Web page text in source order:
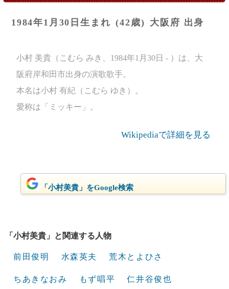
1984年1月30日生まれ (42歳) 大阪府 出身
小村 美貴（こむら みき、1984年1月30日 - ）は、大
阪府岸和田市出身の演歌歌手。
本名は小村 有紀（こむら ゆき）。
愛称は「ミッキー」。
Wikipediaで詳細を見る
「小村美貴」をGoogle検索
「小村美貴」と関連する人物
前田俊明 水森英夫 荒木とよひさ
ちあきなおみ もず唱平 仁井谷俊也